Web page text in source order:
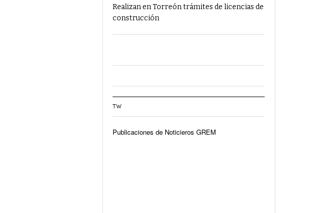
Realizan en Torreón trámites de licencias de
construcción
TW
Publicaciones de Noticieros GREM